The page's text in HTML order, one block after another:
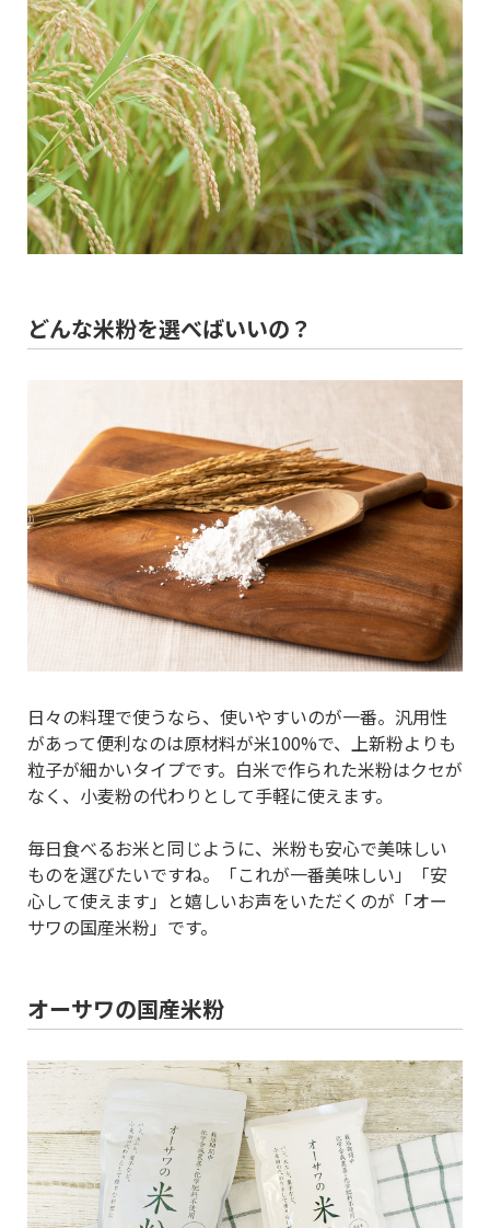
どんな米粉を選べばいいの？
日々の料理で使うなら、使いやすいのが一番。汎用性
があって便利なのは原材料が米100%で、上新粉よりも
粒子が細かいタイプです。白米で作られた米粉はクセが
なく、小麦粉の代わりとして手軽に使えます。
毎日食べるお米と同じように、米粉も安心で美味しい
ものを選びたいですね。「これが一番美味しい」「安
心して使えます」と嬉しいお声をいただくのが「オー
サワの国産米粉」です。
オーサワの国産米粉